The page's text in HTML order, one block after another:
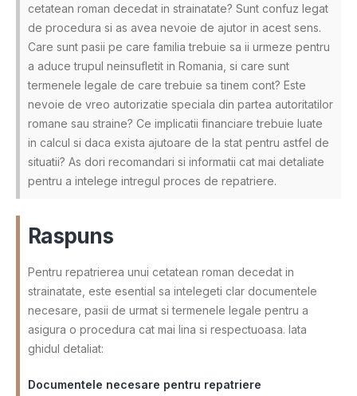
cetatean roman decedat in strainatate? Sunt confuz legat
de procedura si as avea nevoie de ajutor in acest sens.
Care sunt pasii pe care familia trebuie sa ii urmeze pentru
a aduce trupul neinsufletit in Romania, si care sunt
termenele legale de care trebuie sa tinem cont? Este
nevoie de vreo autorizatie speciala din partea autoritatilor
romane sau straine? Ce implicatii financiare trebuie luate
in calcul si daca exista ajutoare de la stat pentru astfel de
situatii? As dori recomandari si informatii cat mai detaliate
pentru a intelege intregul proces de repatriere.
Raspuns
Pentru repatrierea unui cetatean roman decedat in
strainatate, este esential sa intelegeti clar documentele
necesare, pasii de urmat si termenele legale pentru a
asigura o procedura cat mai lina si respectuoasa. Iata
ghidul detaliat:
Documentele necesare pentru repatriere